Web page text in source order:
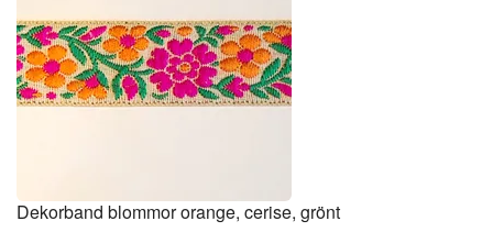
Dekorband blommor orange, cerise, grönt